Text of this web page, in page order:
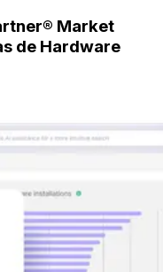
Market
de Hardware